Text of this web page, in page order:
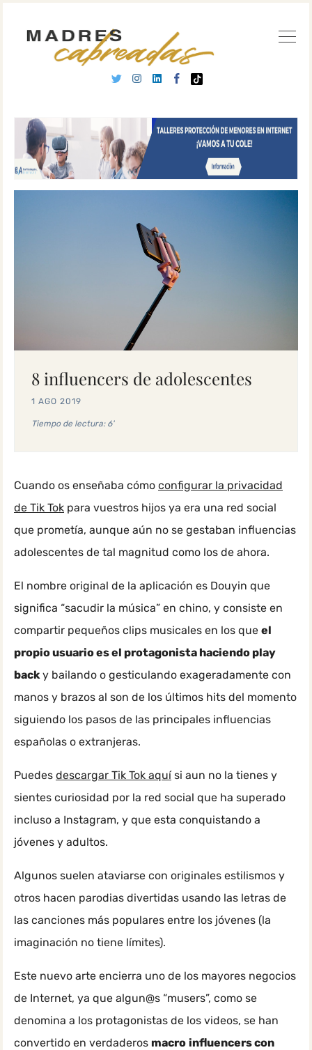
Buscar
8 influencers de adolescentes
1 AGO 2019
Tiempo de lectura: 6'
Cuando os enseñaba cómo configurar la privacidad
de Tik Tok para vuestros hijos ya era una red social
que prometía, aunque aún no se gestaban influencias
adolescentes de tal magnitud como los de ahora.
El nombre original de la aplicación es Douyin que
significa “sacudir la música” en chino, y consiste en
compartir pequeños clips musicales en los que el
propio usuario es el protagonista haciendo play
back y bailando o gesticulando exageradamente con
manos y brazos al son de los últimos hits del momento
siguiendo los pasos de las principales influencias
españolas o extranjeras.
Puedes descargar Tik Tok aquísi aun no la tienes y
sientes curiosidad por la red social que ha superado
incluso a Instagram, y que esta conquistando a
jóvenes y adultos.
Algunos suelen ataviarse con originales estilismos y
otros hacen parodias divertidas usando las letras de
las canciones más populares entre los jóvenes (la
imaginación no tiene límites).
Este nuevo arte encierra uno de los mayores negocios
de Internet, ya que algun@s “musers”, como se
denomina a los protagonistas de los videos, se han
convertido en verdaderos macro influencers con